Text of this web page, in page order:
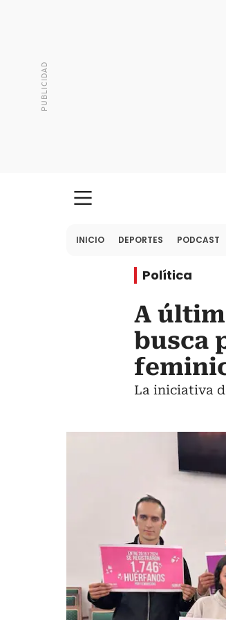
INICIO DEPORTES PODCAST
Política
A
busca
La iniciativa